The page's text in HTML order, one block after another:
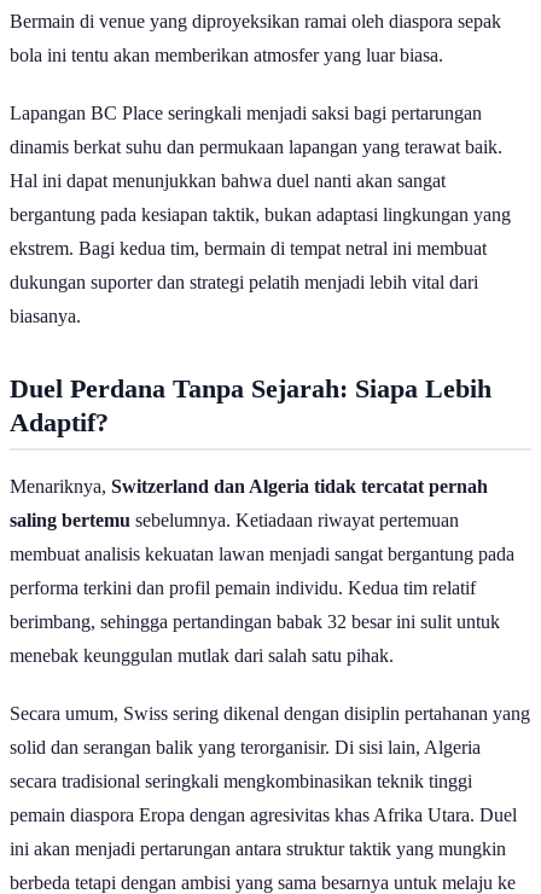
Bermain di venue yang diproyeksikan ramai oleh diaspora sepak
bola ini tentu akan memberikan atmosfer yang luar biasa.
Lapangan BC Place seringkali menjadi saksi bagi pertarungan
dinamis berkat suhu dan permukaan lapangan yang terawat baik.
Hal ini dapat menunjukkan bahwa duel nanti akan sangat
bergantung pada kesiapan taktik, bukan adaptasi lingkungan yang
ekstrem. Bagi kedua tim, bermain di tempat netral ini membuat
dukungan suporter dan strategi pelatih menjadi lebih vital dari
biasanya.
Duel Perdana Tanpa Sejarah: Siapa Lebih
Adaptif?
Menariknya, Switzerland dan Algeria tidak tercatat pernah
saling bertemu sebelumnya. Ketiadaan riwayat pertemuan
membuat analisis kekuatan lawan menjadi sangat bergantung pada
performa terkini dan profil pemain individu. Kedua tim relatif
berimbang, sehingga pertandingan babak 32 besar ini sulit untuk
menebak keunggulan mutlak dari salah satu pihak.
Secara umum, Swiss sering dikenal dengan disiplin pertahanan yang
solid dan serangan balik yang terorganisir. Di sisi lain, Algeria
secara tradisional seringkali mengkombinasikan teknik tinggi
pemain diaspora Eropa dengan agresivitas khas Afrika Utara. Duel
ini akan menjadi pertarungan antara struktur taktik yang mungkin
berbeda tetapi dengan ambisi yang sama besarnya untuk melaju ke